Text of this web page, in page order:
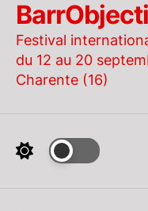
Skip
the
content
Festival
du 12 au 20
Charente (16)